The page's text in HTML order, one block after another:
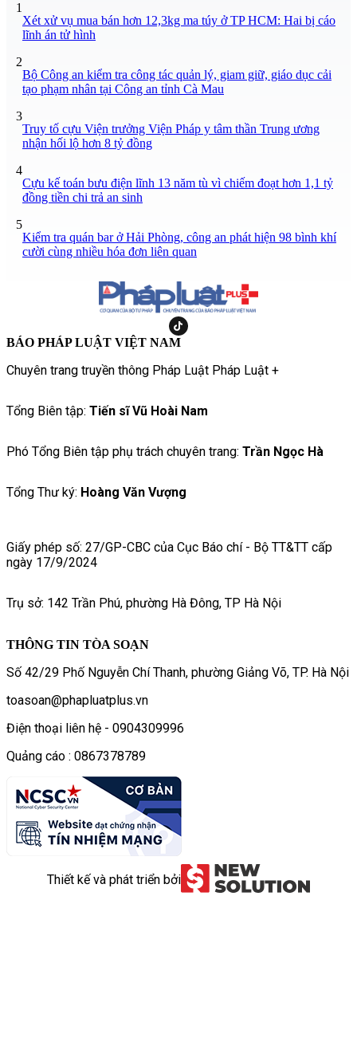
1
Xét xử vụ mua bán hơn 12,3kg ma túy ở TP HCM: Hai bị cáo
lĩnh án tử hình
2
Bộ Công an kiểm tra công tác quản lý, giam giữ, giáo dục cải
tạo phạm nhân tại Công an tỉnh Cà Mau
3
Truy tố cựu Viện trưởng Viện Pháp y tâm thần Trung ương
nhận hối lộ hơn 8 tỷ đồng
4
Cựu kế toán bưu điện lĩnh 13 năm tù vì chiếm đoạt hơn 1,1 tỷ
đồng tiền chi trả an sinh
5
Kiểm tra quán bar ở Hải Phòng, công an phát hiện 98 bình khí
cười cùng nhiều hóa đơn liên quan
BÁO PHÁP LUẬT VIỆT NAM
Chuyên trang truyền thông Pháp Luật Pháp Luật +
Tổng Biên tập: Tiến sĩ Vũ Hoài Nam
Phó Tổng Biên tập phụ trách chuyên trang: Trần Ngọc Hà
Tổng Thư ký: Hoàng Văn Vượng
Giấy phép số: 27/GP-CBC của Cục Báo chí - Bộ TT&TT cấp
ngày 17/9/2024
Trụ sở: 142 Trần Phú, phường Hà Đông, TP Hà Nội
THÔNG TIN TÒA SOẠN
Số 42/29 Phố Nguyễn Chí Thanh, phường Giảng Võ, TP. Hà Nội
toasoan@phapluatplus.vn
Điện thoại liên hệ - 0904309996
Quảng cáo : 0867378789
Thiết kế và phát triển bởi